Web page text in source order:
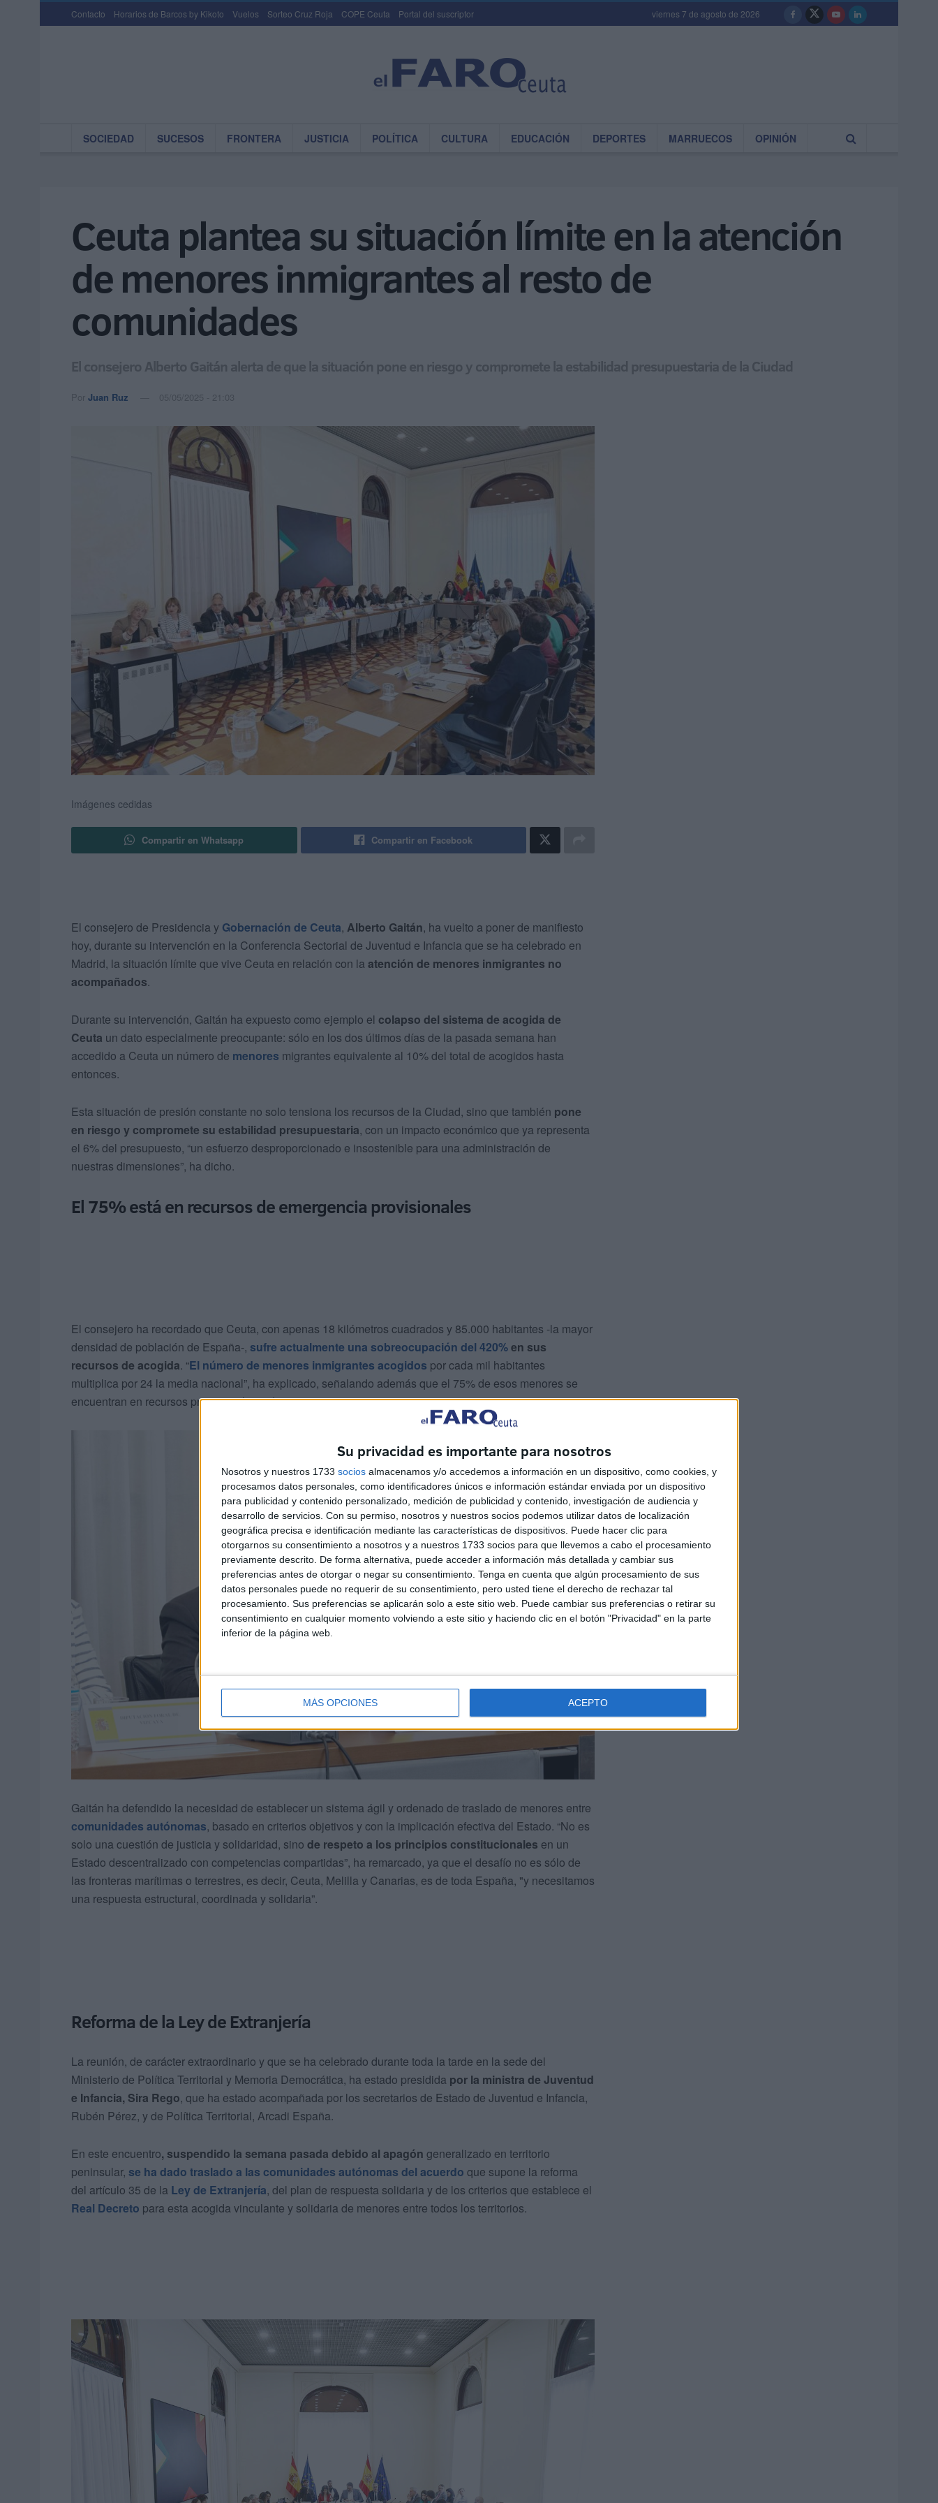
Su privacidad es importante para nosotros
Nosotros y nuestros 1733 socios almacenamos y/o accedemos a información en un dispositivo, como cookies, y
procesamos datos personales, como identificadores únicos e información estándar enviada por un dispositivo
para publicidad y contenido personalizado, medición de publicidad y contenido, investigación de audiencia y
desarrollo de servicios. Con su permiso, nosotros y nuestros socios podemos utilizar datos de localización
geográfica precisa e identificación mediante las características de dispositivos. Puede hacer clic para
otorgarnos su consentimiento a nosotros y a nuestros 1733 socios para que llevemos a cabo el procesamiento
previamente descrito. De forma alternativa, puede acceder a información más detallada y cambiar sus
preferencias antes de otorgar o negar su consentimiento. Tenga en cuenta que algún procesamiento de sus
datos personales puede no requerir de su consentimiento, pero usted tiene el derecho de rechazar tal
procesamiento. Sus preferencias se aplicarán solo a este sitio web. Puede cambiar sus preferencias o retirar su
consentimiento en cualquier momento volviendo a este sitio y haciendo clic en el botón "Privacidad" en la parte
inferior de la página web.
MÁS OPCIONES ACEPTO
Contacto Horarios de Barcos by Kikoto Vuelos Sorteo Cruz Roja COPE Ceuta Portal del suscriptor viernes 7 de agosto de 2026
SOCIEDAD SUCESOS FRONTERA JUSTICIA POLÍTICA CULTURA EDUCACIÓN DEPORTES MARRUECOS OPINIÓN
Ceuta plantea su situación límite en la atención
de menores inmigrantes al resto de
comunidades
El consejero Alberto Gaitán alerta de que la situación pone en riesgo y compromete la estabilidad presupuestaria de la Ciudad
Por Juan Ruz 05/05/2025 - 21:03
Imágenes cedidas
Compartir en Whatsapp Compartir en Facebook
El consejero de Presidencia y Gobernación de Ceuta, Alberto Gaitán, ha vuelto a poner de manifiesto
hoy, durante su intervención en la Conferencia Sectorial de Juventud e Infancia que se ha celebrado en
Madrid, la situación límite que vive Ceuta en relación con la atención de menores inmigrantes no
acompañados.
Durante su intervención, Gaitán ha expuesto como ejemplo el colapso del sistema de acogida de
Ceuta un dato especialmente preocupante: sólo en los dos últimos días de la pasada semana han
accedido a Ceuta un número de menores migrantes equivalente al 10% del total de acogidos hasta
entonces.
Esta situación de presión constante no solo tensiona los recursos de la Ciudad, sino que también pone
en riesgo y compromete su estabilidad presupuestaria, con un impacto económico que ya representa
el 6% del presupuesto, “un esfuerzo desproporcionado e insostenible para una administración de
nuestras dimensiones”, ha dicho.
El 75% está en recursos de emergencia provisionales
El consejero ha recordado que Ceuta, con apenas 18 kilómetros cuadrados y 85.000 habitantes -la mayor
densidad de población de España-, sufre actualmente una sobreocupación del 420%en sus
recursos de acogida. “El número de menores inmigrantes acogidos por cada mil habitantes
multiplica por 24 la media nacional”, ha explicado, señalando además que el 75% de esos menores se
encuentran en recursos provisionales o de emergencia.
Gaitán ha defendido la necesidad de establecer un sistema ágil y ordenado de traslado de menores entre
comunidades autónomas, basado en criterios objetivos y con la implicación efectiva del Estado. “No es
solo una cuestión de justicia y solidaridad, sino de respeto a los principios constitucionales en un
Estado descentralizado con competencias compartidas”, ha remarcado, ya que el desafío no es sólo de
las fronteras marítimas o terrestres, es decir, Ceuta, Melilla y Canarias, es de toda España, "y necesitamos
una respuesta estructural, coordinada y solidaria”.
Reforma de la Ley de Extranjería
La reunión, de carácter extraordinario y que se ha celebrado durante toda la tarde en la sede del
Ministerio de Política Territorial y Memoria Democrática, ha estado presidida por la ministra de Juventud
e Infancia, Sira Rego, que ha estado acompañada por los secretarios de Estado de Juventud e Infancia,
Rubén Pérez, y de Política Territorial, Arcadi España.
En este encuentro, suspendido la semana pasada debido al apagón generalizado en territorio
peninsular, se ha dado traslado a las comunidades autónomas del acuerdo que supone la reforma
del artículo 35 de la Ley de Extranjería, del plan de respuesta solidaria y de los criterios que establece el
Real Decreto para esta acogida vinculante y solidaria de menores entre todos los territorios.